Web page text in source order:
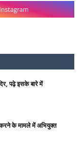
पढ़े इसके बारे में
करने के मामले में अभियुक्त